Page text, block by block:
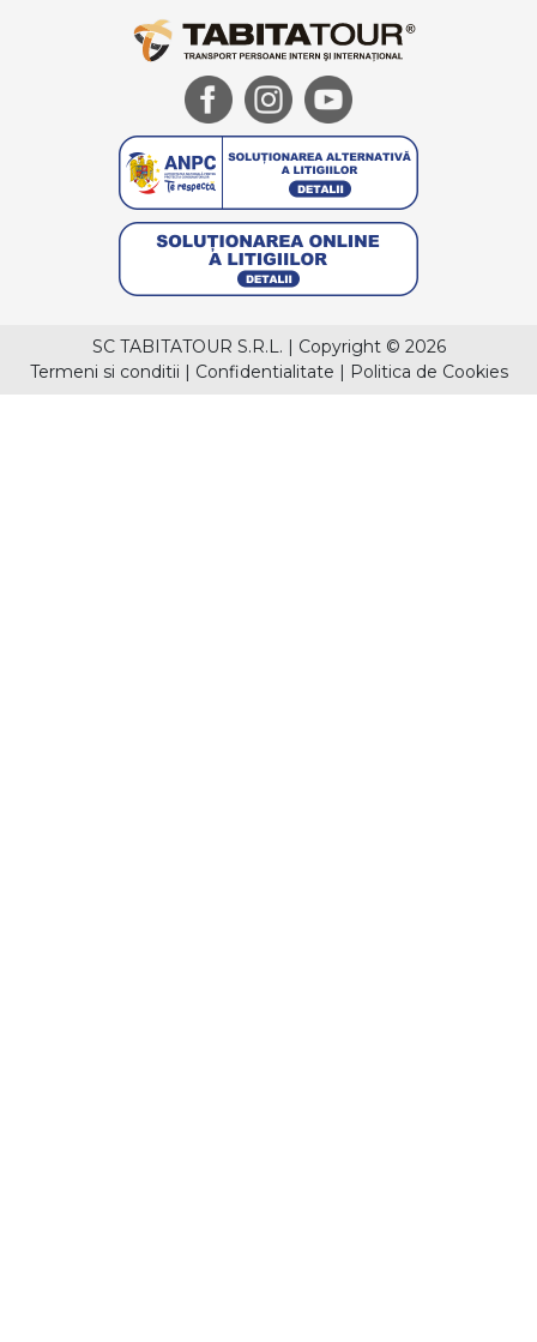
SC TABITATOUR S.R.L. | Copyright © 2026
Termeni si conditii | Confidentialitate | Politica de Cookies